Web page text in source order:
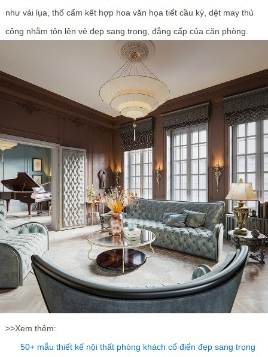
như vải lụa, thổ cẩm kết hợp hoa văn họa tiết cầu kỳ, dệt may thủ
công nhằm tôn lên vẻ đẹp sang trọng, đẳng cấp của căn phòng.
>>Xem thêm:
50+ mẫu thiết kế nội thất phòng khách cổ điển đẹp sang trọng